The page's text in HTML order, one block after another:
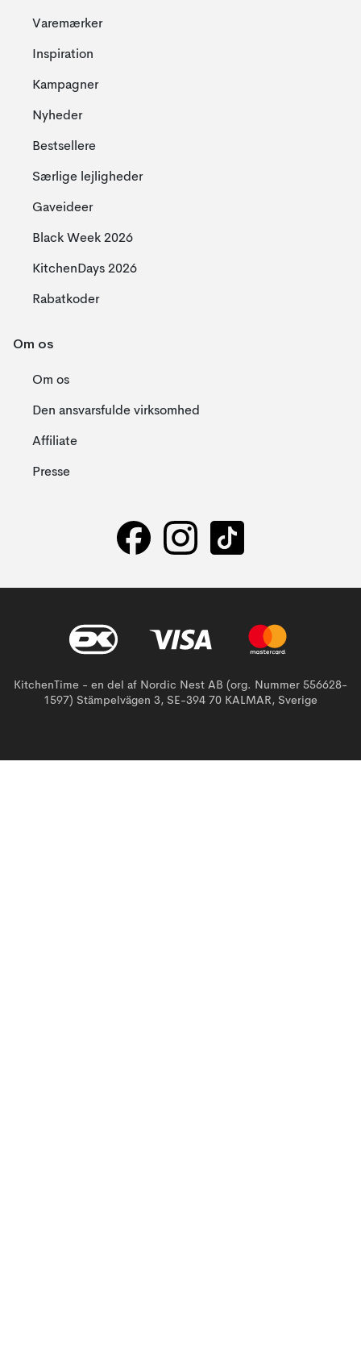
Varemærker
Inspiration
Kampagner
Nyheder
Bestsellere
Særlige lejligheder
Gaveideer
Black Week 2026
KitchenDays 2026
Rabatkoder
Om os
Om os
Den ansvarsfulde virksomhed
Affiliate
Presse
KitchenTime - en del af Nordic Nest AB (org. Nummer 556628-
1597) Stämpelvägen 3, SE-394 70 KALMAR, Sverige